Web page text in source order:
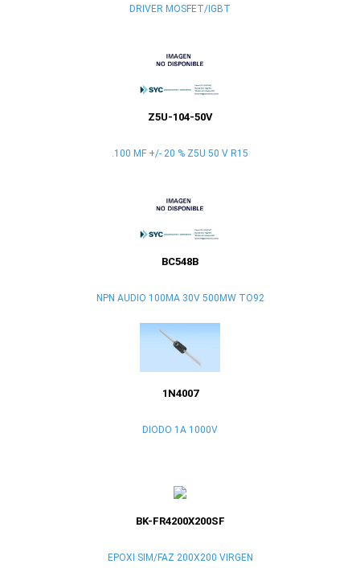
DRIVER MOSFET/IGBT
Z5U-104-50V
.100 MF +/- 20 % Z5U 50 V R15
BC548B
NPN AUDIO 100MA 30V 500MW TO92
1N4007
DIODO 1A 1000V
BK-FR4200X200SF
EPOXI SIM/FAZ 200X200 VIRGEN